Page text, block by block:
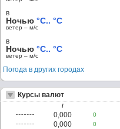
в
Ночью °C.. °C
ветер – м/c
в
Ночью °C.. °C
ветер – м/c
Погода в других городах
Курсы валют
/
0,000 0
0,000
0